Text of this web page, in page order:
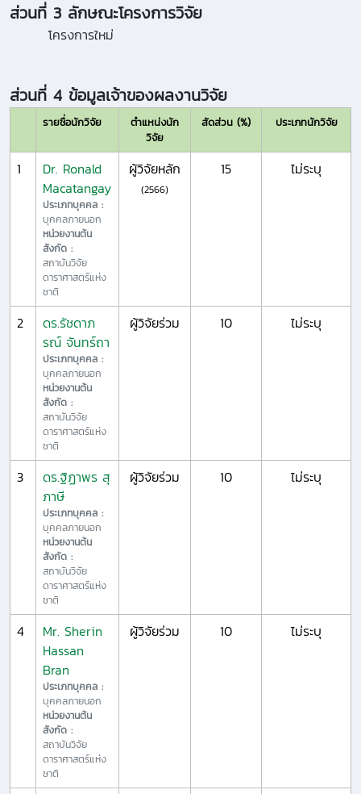
ส่วนที่ 3 ลักษณะโครงการวิจัย
โครงการใหม่
ส่วนที่ 4 ข้อมูลเจ้าของผลงานวิจัย
รายชื่อนักวิจัย
ตำแหน่งนัก
วิจัย
สัดส่วน (%) ประเภทนักวิจัย
1
Dr. Ronald
Macatangay
ประเภทบุคคล :
บุคคลภายนอก
หน่วยงานต้น
สังกัด :
สถาบันวิจัย
ดาราศาสตร์แห่ง
ชาติ
ผู้วิจัยหลัก
(2566)
15 ไม่ระบุ
2
ดร.รัชดาภ
รณ์ จันทร์ถา
ประเภทบุคคล :
บุคคลภายนอก
หน่วยงานต้น
สังกัด :
สถาบันวิจัย
ดาราศาสตร์แห่ง
ชาติ
ผู้วิจัยร่วม 10 ไม่ระบุ
3
ดร.ฐิฏาพร สุ
ภาษี
ประเภทบุคคล :
บุคคลภายนอก
หน่วยงานต้น
สังกัด :
สถาบันวิจัย
ดาราศาสตร์แห่ง
ชาติ
ผู้วิจัยร่วม 10 ไม่ระบุ
4
Mr. Sherin
Hassan
Bran
ประเภทบุคคล :
บุคคลภายนอก
หน่วยงานต้น
สังกัด :
สถาบันวิจัย
ดาราศาสตร์แห่ง
ชาติ
ผู้วิจัยร่วม 10 ไม่ระบุ